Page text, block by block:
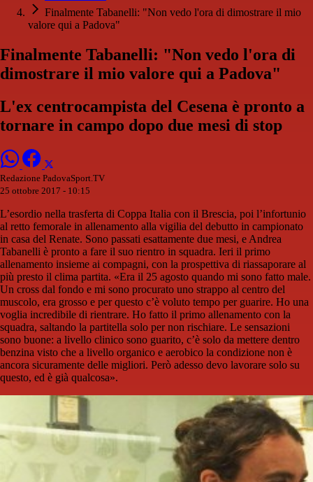
Finalmente Tabanelli: "Non vedo l'ora di dimostrare il mio
valore qui a Padova"
Finalmente Tabanelli: "Non vedo l'ora di
dimostrare il mio valore qui a Padova"
L'ex centrocampista del Cesena è pronto a
tornare in campo dopo due mesi di stop
Redazione PadovaSport.TV
25 ottobre 2017 - 10:15
L’esordio nella trasferta di Coppa Italia con il Brescia, poi l’infortunio
al retto femorale in allenamento alla vigilia del debutto in campionato
in casa del Renate. Sono passati esattamente due mesi, e Andrea
Tabanelli è pronto a fare il suo rientro in squadra. Ieri il primo
allenamento insieme ai compagni, con la prospettiva di riassaporare al
più presto il clima partita. «Era il 25 agosto quando mi sono fatto male.
Un cross dal fondo e mi sono procurato uno strappo al centro del
muscolo, era grosso e per questo c’è voluto tempo per guarire. Ho una
voglia incredibile di rientrare. Ho fatto il primo allenamento con la
squadra, saltando la partitella solo per non rischiare. Le sensazioni
sono buone: a livello clinico sono guarito, c’è solo da mettere dentro
benzina visto che a livello organico e aerobico la condizione non è
ancora sicuramente delle migliori. Però adesso devo lavorare solo su
questo, ed è già qualcosa».